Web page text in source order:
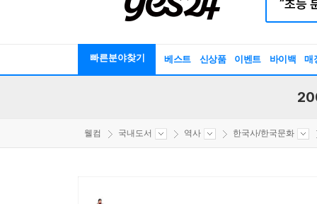
빠른분야찾기 베스트 신상품 이벤트 바이백 매
웰컴 국내도서 역사 한국사/한국문화